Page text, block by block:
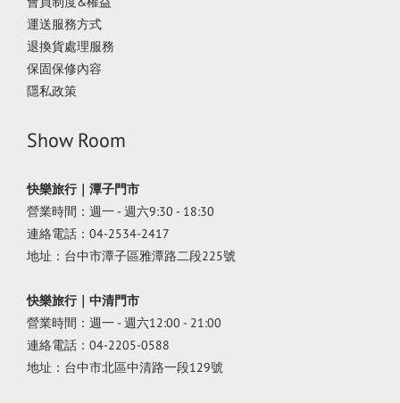
運送服務方式
退換貨處理服務
保固保修內容
隱私政策
Show Room
快樂旅行｜潭子門市
營業時間：週一 - 週六9:30 - 18:30
連絡電話：04-2534-2417
地址：台中市潭子區雅潭路二段225號
快樂旅行｜中清門市
營業時間：週一 - 週六12:00 - 21:00
連絡電話：04-2205-0588
地址：台中市北區中清路一段129號